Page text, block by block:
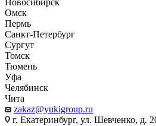
Новосибирск
Омск
Пермь
Санкт-Петербург
Сургут
Томск
Тюмень
Уфа
Челябинск
Чита
zakaz@yukigroup.ru
г. Екатеринбург, ул. Шевченко, д.